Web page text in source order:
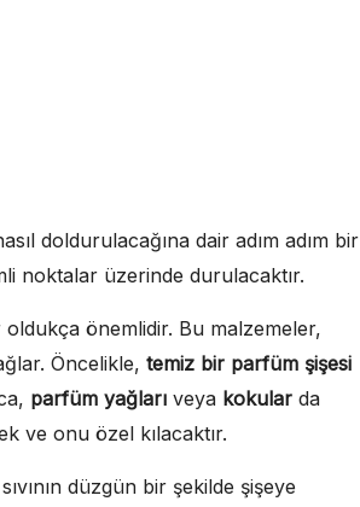
doldurulacağına dair adım adım bir
noktalar üzerinde durulacaktır.
önemlidir. Bu malzemeler,
Öncelikle, temiz bir parfüm şişesi
parfüm yağları veya kokular da
ve onu özel kılacaktır.
düzgün bir şekilde şişeye